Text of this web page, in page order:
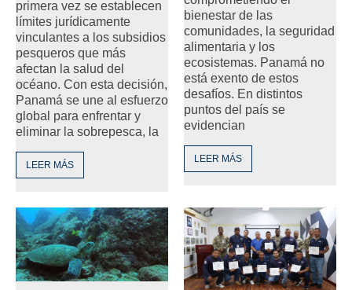
primera vez se establecen
límites jurídicamente
vinculantes a los subsidios
pesqueros que más
afectan la salud del
océano. Con esta decisión,
Panamá se une al esfuerzo
global para enfrentar y
eliminar la sobrepesca, la
LEER MÁS
bienestar de las
comunidades, la seguridad
alimentaria y los
ecosistemas. Panamá no
está exento de estos
desafíos. En distintos
puntos del país se
evidencian
LEER MÁS